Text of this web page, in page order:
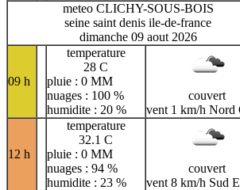
meteo CLICHY-SOUS-BOIS
seine saint denis ile-de-france
dimanche 09 aout 2026
09 h
temperature
28 C
pluie : 0 MM
nuages : 100 %
humidite : 20 %
couvert
vent 1 km/h Nord
12 h
temperature
32.1 C
pluie : 0 MM
nuages : 94 %
humidite : 23 %
couvert
vent 8 km/h Sud